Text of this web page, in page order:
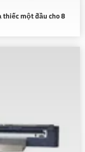
thiếc một đầu cho 8